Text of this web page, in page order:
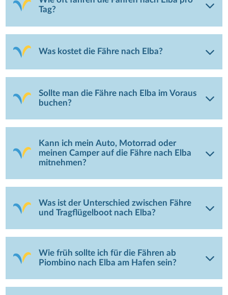
Tag?
Was kostet die Fähre nach Elba?
Sollte man die Fähre nach Elba im Voraus
buchen?
Kann ich mein Auto, Motorrad oder
meinen Camper auf die Fähre nach Elba
mitnehmen?
Was ist der Unterschied zwischen Fähre
und Tragflügelboot nach Elba?
Wie früh sollte ich für die Fähren ab
Piombino nach Elba am Hafen sein?